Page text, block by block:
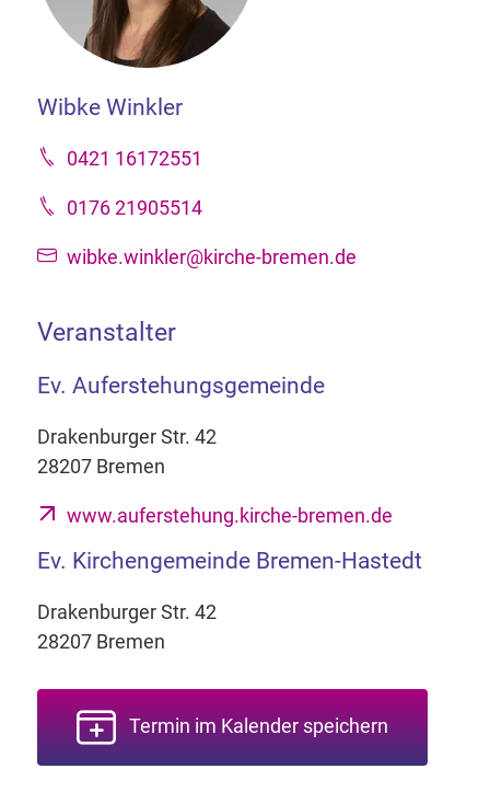
Wibke Winkler
0421 16172551
0176 21905514
wibke.winkler@kirche-bremen.de
Veranstalter
Ev. Auferstehungsgemeinde
Drakenburger Str. 42
28207 Bremen
www.auferstehung.kirche-bremen.de
Ev. Kirchengemeinde Bremen-Hastedt
Drakenburger Str. 42
28207 Bremen
Termin im Kalender speichern